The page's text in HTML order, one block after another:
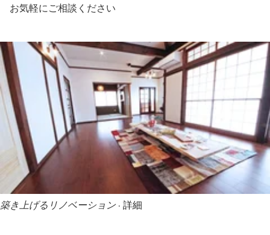
お気軽にご相談ください
築き上げるリノベーション· 詳細